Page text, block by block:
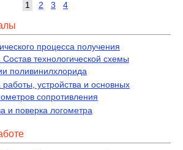
1 2 3 4
процесса получения
технологической схемы
поливинилхлорида
устройства и основных
сопротивления
и поверка логометра